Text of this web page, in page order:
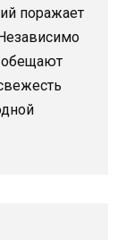
поражает
обещают